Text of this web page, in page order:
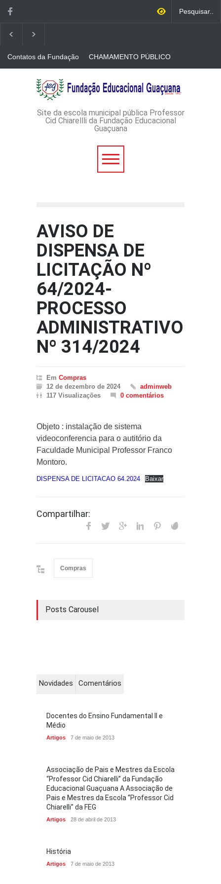
Contatos da Fundação
CHAMAMENTO PÚBLICO
CREDENCIAMENTO DE
IMPRESSOS
AVISO DE DISPENSA DE
LICITAÇÃO - DISPENSA DE
LICITAÇÃO Nº 53/2026-
ADMINISTRATIVO Nº
Site da escola municipal pública Professor
Cid Chiarellli da Fundação Educacional
Guaçuana
AVISO DE
DISPENSA DE
LICITAÇÃO Nº
64/2024-
PROCESSO
ADMINISTRATIVO
Nº 314/2024
Em Compras
12 de dezembro de 2024
adminweb
117 Visualizações
0 comentários
Objeto : instalação de sistema
videoconferencia para o autitório da
Faculdade Municipal Professor Franco
Montoro.
DISPENSA DE LICITACAO 64.2024 Baixar
Compartilhar:
Compras
Posts Carousel
Novidades Comentários
Docentes do Ensino Fundamental II e
Médio
Artigos 7 de maio de 2013
Associação de Pais e Mestres da Escola
“Professor Cid Chiarelli” da Fundação
Educacional Guaçuana A Associação de
Pais e Mestres da Escola “Professor Cid
Chiarelli” da FEG
Artigos 28 de abril de 2013
História
Artigos 7 de maio de 2013